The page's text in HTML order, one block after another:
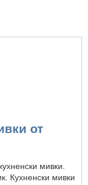
от
мивки.
Кухненски мивки